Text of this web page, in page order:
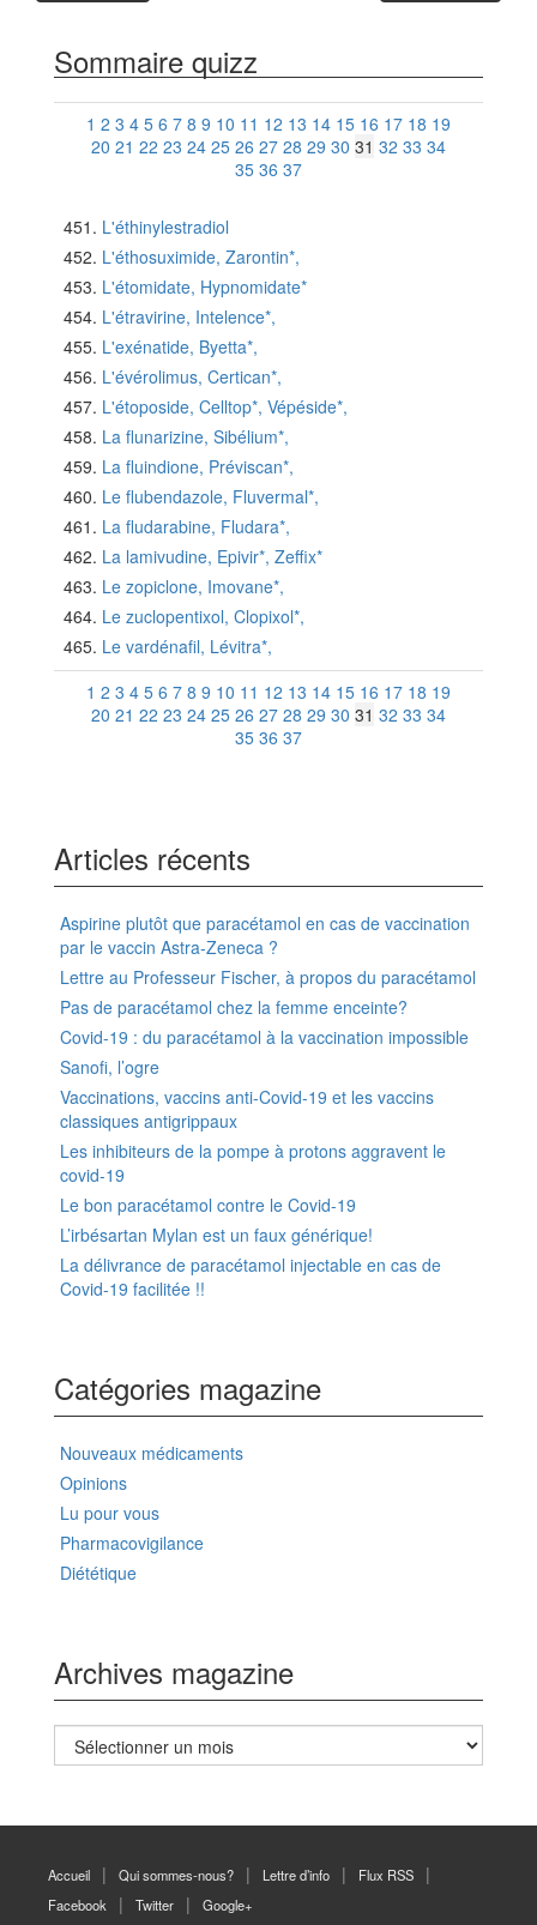
Sommaire quizz
1 2 3 4 5 6 7 8 9 10 11 12 13 14 15 16 17 18 19
20 21 22 23 24 25 26 27 28 29 30 31 32 33 34
35 36 37
L'éthinylestradiol
L'éthosuximide, Zarontin*,
L'étomidate, Hypnomidate*
L'étravirine, Intelence*,
L'exénatide, Byetta*,
L'évérolimus, Certican*,
L'étoposide, Celltop*, Vépéside*,
La flunarizine, Sibélium*,
La fluindione, Préviscan*,
Le flubendazole, Fluvermal*,
La fludarabine, Fludara*,
La lamivudine, Epivir*, Zeffix*
Le zopiclone, Imovane*,
Le zuclopentixol, Clopixol*,
Le vardénafil, Lévitra*,
1 2 3 4 5 6 7 8 9 10 11 12 13 14 15 16 17 18 19
20 21 22 23 24 25 26 27 28 29 30 31 32 33 34
35 36 37
Articles récents
Aspirine plutôt que paracétamol en cas de vaccination
par le vaccin Astra-Zeneca ?
Lettre au Professeur Fischer, à propos du paracétamol
Pas de paracétamol chez la femme enceinte?
Covid-19 : du paracétamol à la vaccination impossible
Sanofi, l’ogre
Vaccinations, vaccins anti-Covid-19 et les vaccins
classiques antigrippaux
Les inhibiteurs de la pompe à protons aggravent le
covid-19
Le bon paracétamol contre le Covid-19
L’irbésartan Mylan est un faux générique!
La délivrance de paracétamol injectable en cas de
Covid-19 facilitée !!
Catégories magazine
Nouveaux médicaments
Opinions
Lu pour vous
Pharmacovigilance
Diététique
Archives magazine
Archives
magazine
Accueil Qui sommes-nous? Lettre d’info
Flux RSS
Facebook
Twitter Google+